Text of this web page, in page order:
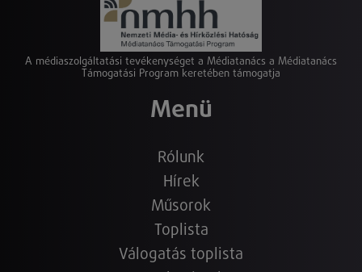
A médiaszolgáltatási tevékenységet a Médiatanács a Médiatanács
Támogatási Program keretében támogatja
Menü
Rólunk
Hírek
Műsorok
Toplista
Válogatás toplista